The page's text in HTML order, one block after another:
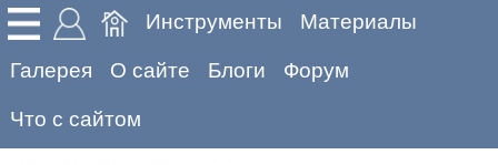
Инструменты Материалы
Галерея О сайте Блоги Форум
Что с сайтом